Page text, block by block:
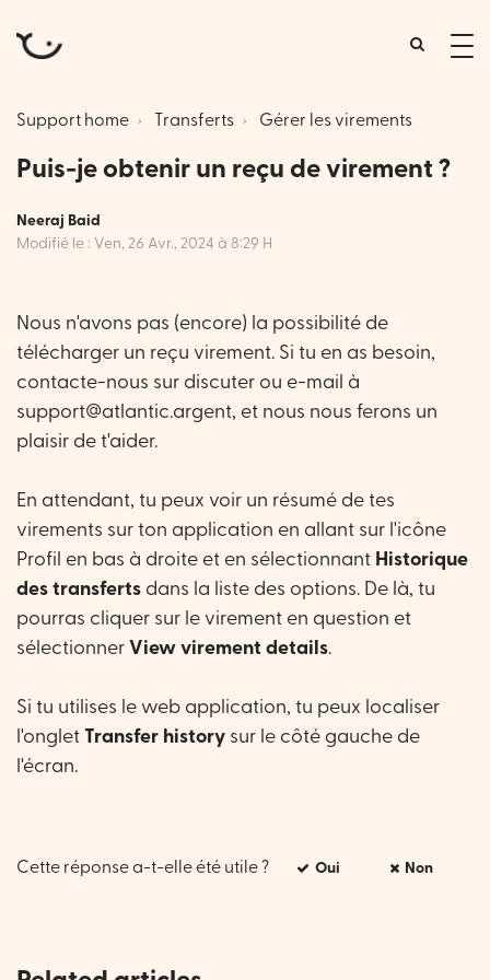
Support home Transferts Gérer les virements
Puis-je obtenir un reçu de virement ?
Neeraj Baid
Modifié le : Ven, 26 Avr., 2024 à 8:29 H
Nous n'avons pas (encore) la possibilité de
télécharger un reçu virement. Si tu en as besoin,
contacte-nous sur discuter ou e-mail à
support@atlantic.argent, et nous nous ferons un
plaisir de t'aider.
En attendant, tu peux voir un résumé de tes
virements sur ton application en allant sur l'icône
Profil en bas à droite et en sélectionnant Historique
des transferts dans la liste des options. De là, tu
pourras cliquer sur le virement en question et
sélectionner View virement details.
Si tu utilises le web application, tu peux localiser
l'onglet Transfer history sur le côté gauche de
l'écran.
Cette réponse a-t-elle été utile ? Oui Non